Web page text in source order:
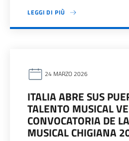
LEGGI DI PIÙ
24 MARZO 2026
ITALIA ABRE SUS
TALENTO MUSICAL
CONVOCATORIA DE
MUSICAL CHIGIANA